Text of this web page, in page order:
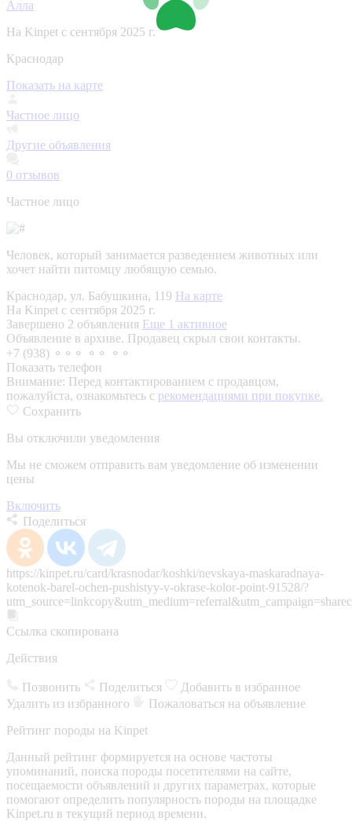
Алла
На Kinpet c сентября 2025 г.
Краснодар
Показать на карте
Частное лицо
Другие объявления
0 отзывов
Частное лицо
Человек, который занимается разведением животных или
хочет найти питомцу любящую семью.
Краснодар, ул. Бабушкина, 119 На карте
На Kinpet c сентября 2025 г.
Завершено 2 объявления Еще 1 активное
Объявление в архиве. Продавец скрыл свои контакты.
+7 (938) ⚬⚬⚬ ⚬⚬ ⚬⚬
Показать телефон
Внимание: Перед контактированием с продавцом,
пожалуйста, ознакомьтесь с рекомендациями при покупке.
Сохранить
Вы отключили уведомления
Мы не сможем отправить вам уведомление об изменении
цены
Включить
Поделиться
https://kinpet.ru/card/krasnodar/koshki/nevskaya-maskaradnaya-
kotenok-barel-ochen-pushistyy-v-okrase-kolor-point-91528/?
Ссылка скопирована
Действия
Позвонить Поделиться
Добавить в избранное
Удалить из избранного
Пожаловаться на объявление
Рейтинг породы на Kinpet
Данный рейтинг формируется на основе частоты
упоминаний, поиска породы посетителями на сайте,
посещаемости объявлений и других параметрах, которые
помогают определить популярность породы на площадке
Kinpet.ru в текущий период времени.